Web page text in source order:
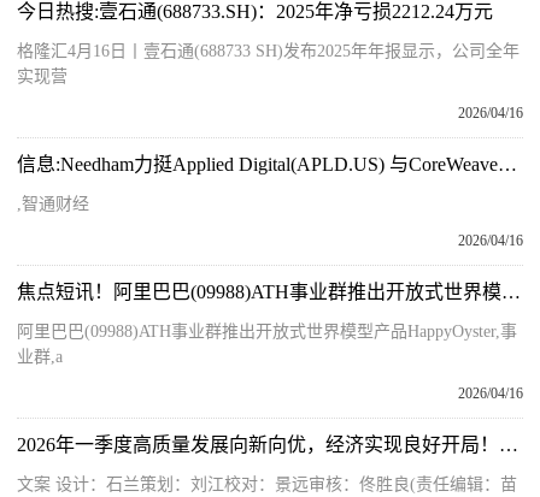
今日热搜:壹石通(688733.SH)：2025年净亏损2212.24万元
格隆汇4月16日丨壹石通(688733 SH)发布2025年年报显示，公司全年
实现营
2026/04/16
信息:Needham力挺Applied Digital(APLD.US) 与CoreWeave租约调整有望降低资本成本
,智通财经
2026/04/16
焦点短讯！阿里巴巴(09988)ATH事业群推出开放式世界模型产品HappyOyster
阿里巴巴(09988)ATH事业群推出开放式世界模型产品HappyOyster,事
业群,a
2026/04/16
2026年一季度高质量发展向新向优，经济实现良好开局！一图速览→ 热资讯
文案 设计：石兰策划：刘江校对：景远审核：佟胜良(责任编辑：苗